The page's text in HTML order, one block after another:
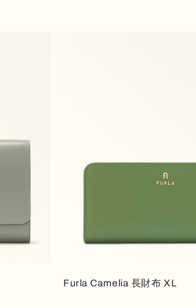
Furla Camelia 長財布 XL